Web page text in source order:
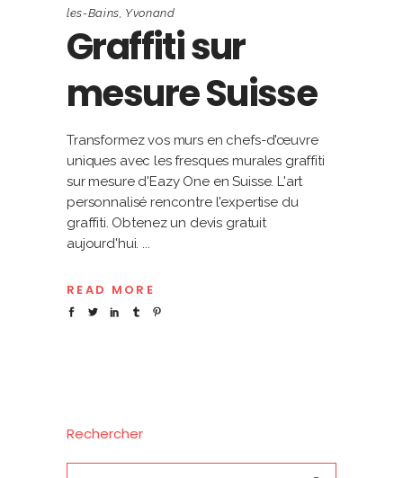
les-Bains, Yvonand
Graffiti sur
mesure Suisse
Transformez vos murs en chefs-d'œuvre
uniques avec les fresques murales graffiti
sur mesure d'Eazy One en Suisse. L'art
personnalisé rencontre l'expertise du
graffiti. Obtenez un devis gratuit
aujourd'hui.
READ MORE
Rechercher